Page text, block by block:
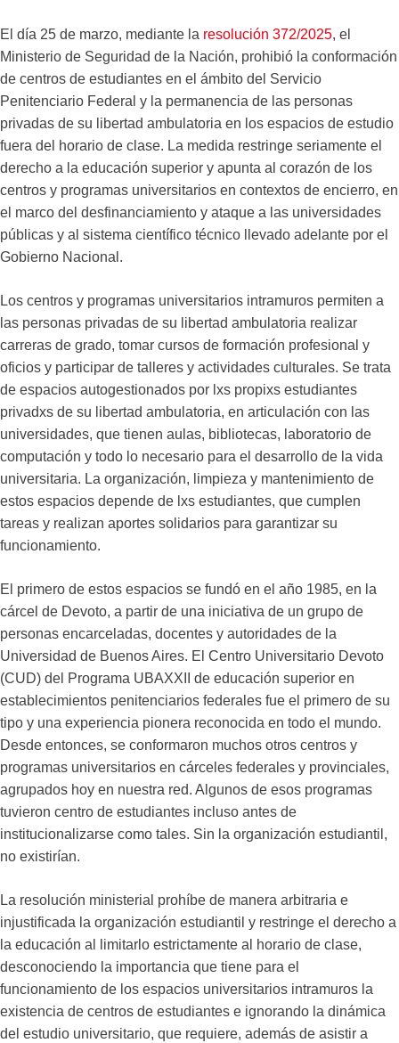
El día 25 de marzo, mediante la resolución 372/2025, el
Ministerio de Seguridad de la Nación, prohibió la conformación
de centros de estudiantes en el ámbito del Servicio
Penitenciario Federal y la permanencia de las personas
privadas de su libertad ambulatoria en los espacios de estudio
fuera del horario de clase. La medida restringe seriamente el
derecho a la educación superior y apunta al corazón de los
centros y programas universitarios en contextos de encierro, en
el marco del desfinanciamiento y ataque a las universidades
públicas y al sistema científico técnico llevado adelante por el
Gobierno Nacional.
Los centros y programas universitarios intramuros permiten a
las personas privadas de su libertad ambulatoria realizar
carreras de grado, tomar cursos de formación profesional y
oficios y participar de talleres y actividades culturales. Se trata
de espacios autogestionados por lxs propixs estudiantes
privadxs de su libertad ambulatoria, en articulación con las
universidades, que tienen aulas, bibliotecas, laboratorio de
computación y todo lo necesario para el desarrollo de la vida
universitaria. La organización, limpieza y mantenimiento de
estos espacios depende de lxs estudiantes, que cumplen
tareas y realizan aportes solidarios para garantizar su
funcionamiento.
El primero de estos espacios se fundó en el año 1985, en la
cárcel de Devoto, a partir de una iniciativa de un grupo de
personas encarceladas, docentes y autoridades de la
Universidad de Buenos Aires. El Centro Universitario Devoto
(CUD) del Programa UBAXXII de educación superior en
establecimientos penitenciarios federales fue el primero de su
tipo y una experiencia pionera reconocida en todo el mundo.
Desde entonces, se conformaron muchos otros centros y
programas universitarios en cárceles federales y provinciales,
agrupados hoy en nuestra red. Algunos de esos programas
tuvieron centro de estudiantes incluso antes de
institucionalizarse como tales. Sin la organización estudiantil,
no existirían.
La resolución ministerial prohíbe de manera arbitraria e
injustificada la organización estudiantil y restringe el derecho a
la educación al limitarlo estrictamente al horario de clase,
desconociendo la importancia que tiene para el
funcionamiento de los espacios universitarios intramuros la
existencia de centros de estudiantes e ignorando la dinámica
del estudio universitario, que requiere, además de asistir a